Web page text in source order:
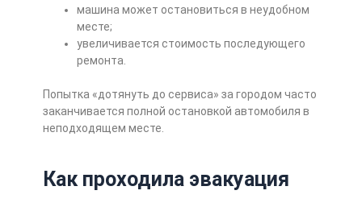
машина может остановиться в неудобном
месте;
увеличивается стоимость последующего
ремонта.
Попытка «дотянуть до сервиса» за городом часто
заканчивается полной остановкой автомобиля в
неподходящем месте.
Как проходила эвакуация